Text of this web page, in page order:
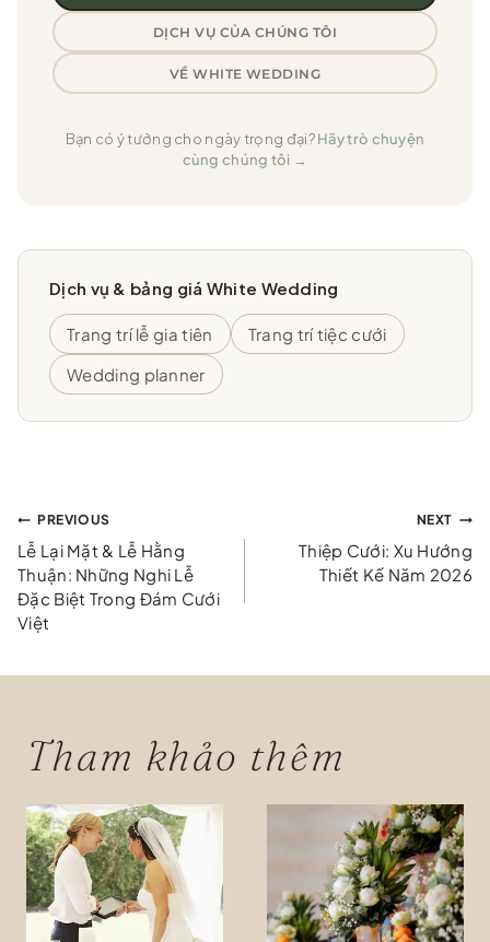
DỊCH VỤ CỦA CHÚNG TÔI
VỀ WHITE WEDDING
Bạn có ý tưởng cho ngày trọng đại?Hãy trò chuyện
cùng chúng tôi →
Dịch vụ & bảng giá White Wedding
Trang trí lễ gia tiên
Trang trí tiệc cưới
Wedding planner
Điều
hướng
bài
viết
PREVIOUS
Lễ Lại Mặt & Lễ Hằng
Thuận: Những Nghi Lễ
Đặc Biệt Trong Đám Cưới
Việt
NEXT
Thiệp Cưới: Xu Hướng
Thiết Kế Năm 2026
Tham khảo thêm